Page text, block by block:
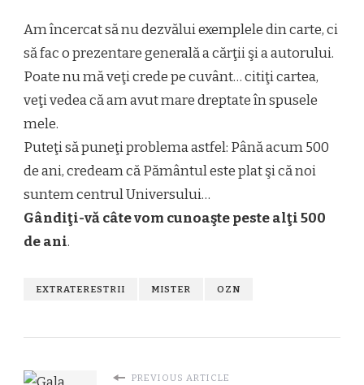
Am încercat să nu dezvălui exemplele din carte, ci
să fac o prezentare generală a cărţii şi a autorului.
Poate nu mă veţi crede pe cuvânt… citiţi cartea,
veţi vedea că am avut mare dreptate în spusele
mele.
Puteţi să puneţi problema astfel: Până acum 500
de ani, credeam că Pământul este plat şi că noi
suntem centrul Universului…
Gândiţi-vă câte vom cunoaşte peste alţi 500
de ani.
EXTRATERESTRII MISTER OZN
PREVIOUS ARTICLE